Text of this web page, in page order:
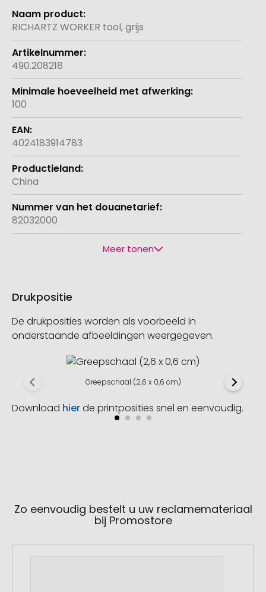
Meer
informatie
RICHARTZ WORKER tool, grijs
490.208218
100
4024183914783
China
82032000
Meer tonen
Drukpositie
De drukposities worden als voorbeeld in
onderstaande afbeeldingen weergegeven.
Greepschaal (2,6 x 0,6 cm)
Download hierde printposities snel en eenvoudig.
Zo eenvoudig bestelt u uw reclamemateriaal
bij Promostore